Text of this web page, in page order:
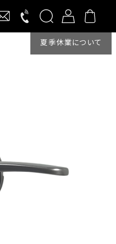
夏季休業について
ハンドル
Clear
ハンドル
交換商品